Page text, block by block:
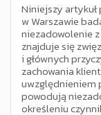
Niniejszy
w Warszawie
niezadowolenie
znajduje się
i głównych
zachowania
uwzględnieniem
powodują
określeniu